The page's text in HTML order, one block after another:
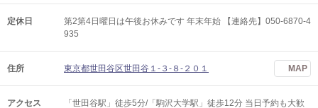
定休日
第2第4日曜日は午後お休みです 年末年始 【連絡先】050-6870-4
935
住所 東京都世田谷区世田谷１-３-８-２０１ MAP
アクセス 「世田谷駅」徒歩5分/「駒沢大学駅」徒歩12分 当日予約も大歓